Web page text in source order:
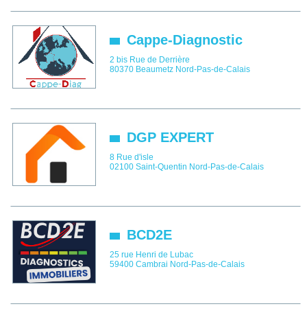
Cappe-Diagnostic
2 bis Rue de Derrière
80370 Beaumetz Nord-Pas-de-Calais
DGP EXPERT
8 Rue d'isle
02100 Saint-Quentin Nord-Pas-de-Calais
BCD2E
25 rue Henri de Lubac
59400 Cambrai Nord-Pas-de-Calais